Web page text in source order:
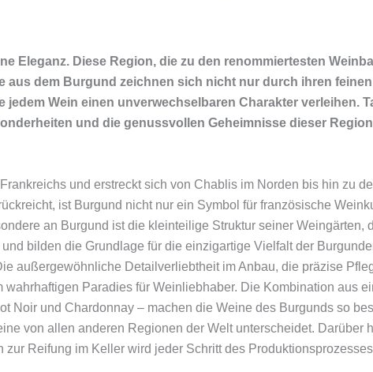
Eleganz. Diese Region, die zu den renommiertesten
aus dem Burgund zeichnen sich nicht nur durch ihren
Wein einen unverwechselbaren Charakter verleihen.
und die genussvollen Geheimnisse dieser
und erstreckt sich von Chablis im Norden bis hin zu
ist Burgund nicht nur ein Symbol für französische
an Burgund ist die kleinteilige Struktur seiner Weingärten,
bilden die Grundlage für die einzigartige Vielfalt der
außergewöhnliche Detailverliebtheit im Anbau, die präzise
Paradies für Weinliebhaber. Die Kombination aus
Noir und Chardonnay – machen die Weine des Burgunds so
von allen anderen Regionen der Welt unterscheidet. Darüber
Reifung im Keller wird jeder Schritt des